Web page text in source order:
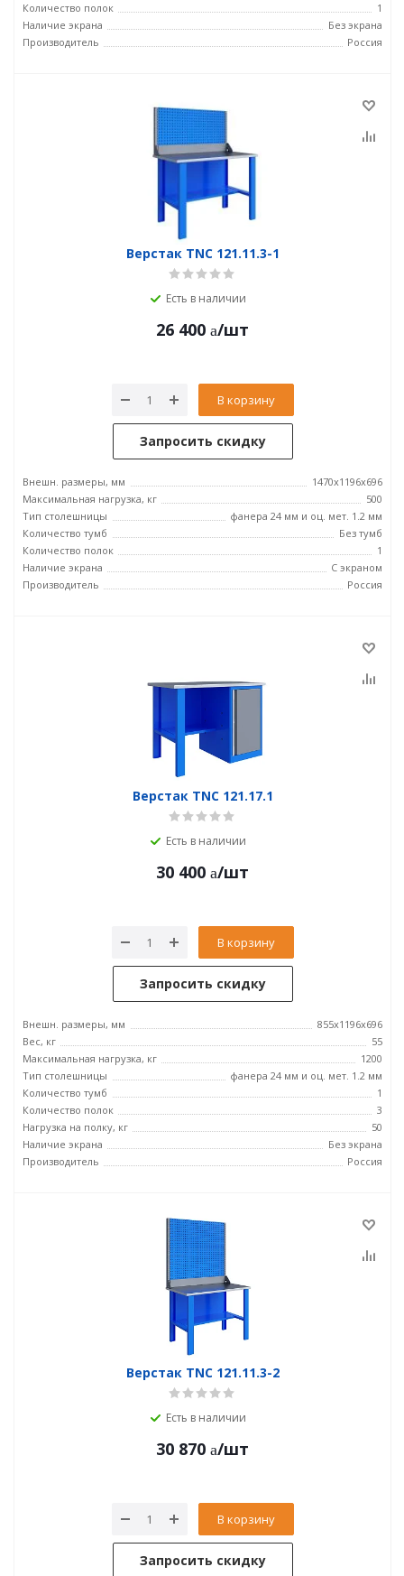
Количество полок
1
Наличие экрана
Без экрана
Производитель
Россия
Верстак TNC 121.11.3-1
Есть в наличии
26 400 /шт
В корзину
Запросить скидку
Внешн. размеры, мм
1470x1196x696
Максимальная нагрузка, кг
500
Тип столешницы
фанера 24 мм и оц. мет. 1.2 мм
Количество тумб
Без тумб
Количество полок
1
Наличие экрана
С экраном
Производитель
Россия
Верстак TNC 121.17.1
Есть в наличии
30 400 /шт
В корзину
Запросить скидку
Внешн. размеры, мм
855x1196x696
Вес, кг
55
Максимальная нагрузка, кг
1200
Тип столешницы
фанера 24 мм и оц. мет. 1.2 мм
Количество тумб
1
Количество полок
3
Нагрузка на полку, кг
50
Наличие экрана
Без экрана
Производитель
Россия
Верстак TNC 121.11.3-2
Есть в наличии
30 870 /шт
В корзину
Запросить скидку